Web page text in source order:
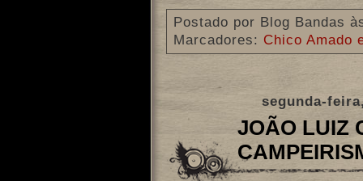
Postado por Blog Bandas
Marcadores: Chico Amado
segunda-
JOÃO LUIZ